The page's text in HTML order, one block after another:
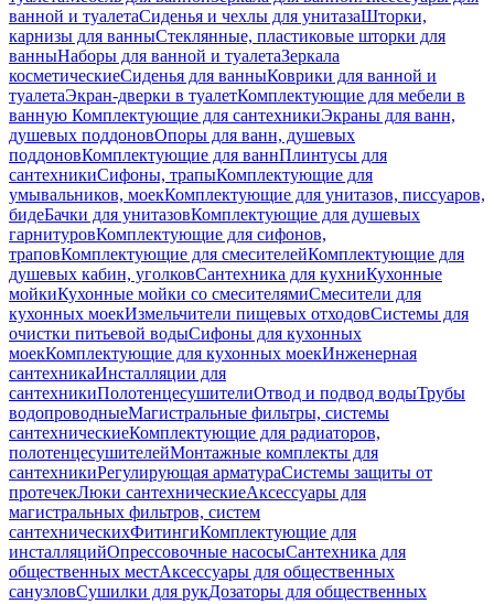
ванной и туалетаСиденья и чехлы для унитазаШторки,
карнизы для ванныСтеклянные, пластиковые шторки для
ванныНаборы для ванной и туалетаЗеркала
косметическиеСиденья для ванныКоврики для ванной и
туалетаЭкран-дверки в туалетКомплектующие для мебели в
ванную Комплектующие для сантехникиЭкраны для ванн,
душевых поддоновОпоры для ванн, душевых
поддоновКомплектующие для ваннПлинтусы для
сантехникиСифоны, трапыКомплектующие для
умывальников, моекКомплектующие для унитазов, писсуаров,
бидеБачки для унитазовКомплектующие для душевых
гарнитуровКомплектующие для сифонов,
траповКомплектующие для смесителейКомплектующие для
душевых кабин, уголковСантехника для кухниКухонные
мойкиКухонные мойки со смесителямиСмесители для
кухонных моекИзмельчители пищевых отходовСистемы для
очистки питьевой водыСифоны для кухонных
моекКомплектующие для кухонных моекИнженерная
сантехникаИнсталляции для
сантехникиПолотенцесушителиОтвод и подвод водыТрубы
водопроводныеМагистральные фильтры, системы
сантехническиеКомплектующие для радиаторов,
полотенцесушителейМонтажные комплекты для
сантехникиРегулирующая арматураСистемы защиты от
протечекЛюки сантехническиеАксессуары для
магистральных фильтров, систем
сантехническихФитингиКомплектующие для
инсталляцийОпрессовочные насосыСантехника для
общественных местАксессуары для общественных
санузловСушилки для рукДозаторы для общественных